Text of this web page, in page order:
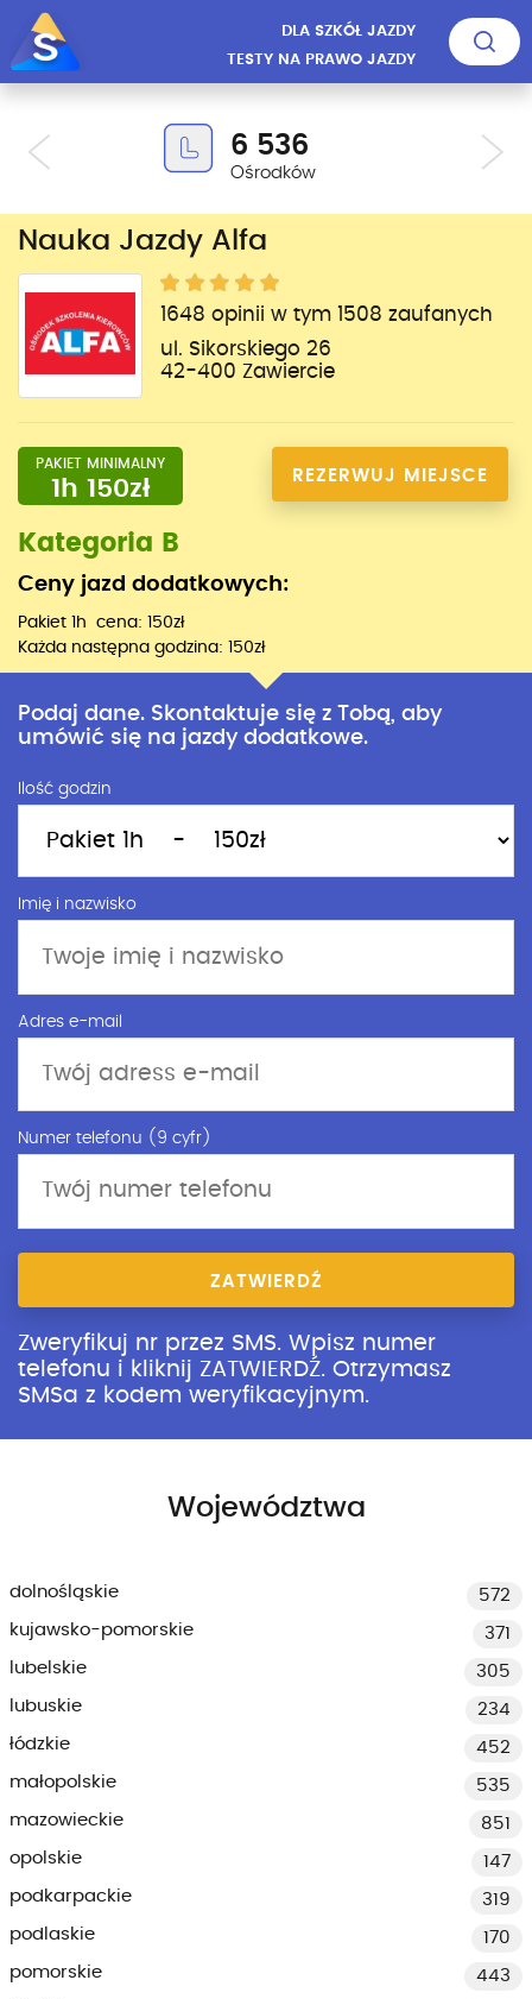
DLA SZKÓŁ JAZDY
TESTY NA PRAWO JAZDY
6 536
Ośrodków
Nauka Jazdy Alfa
1648 opinii w tym 1508 zaufanych
ul. Sikorskiego 26
42-400 Zawiercie
PAKIET MINIMALNY
1h 150zł REZERWUJ MIEJSCE
Kategoria B
Ceny jazd dodatkowych:
Pakiet 1h cena: 150zł
Każda następna godzina: 150zł
Podaj dane. Skontaktuje się z Tobą, aby
umówić się na jazdy dodatkowe.
Ilość godzin
Imię i nazwisko
Adres e-mail
Numer telefonu (9 cyfr)
ZATWIERDŹ
Zweryfikuj nr przez SMS. Wpisz numer
telefonu i kliknij ZATWIERDŹ. Otrzymasz
SMSa z kodem weryfikacyjnym.
Województwa
dolnośląskie
572
kujawsko-pomorskie
371
lubelskie
305
lubuskie
234
łódzkie
452
małopolskie
535
mazowieckie
851
opolskie
147
podkarpackie
319
podlaskie
170
pomorskie
443